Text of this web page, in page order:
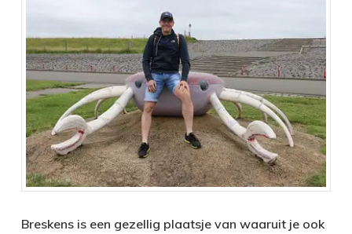
Breskens is een gezellig plaatsje van waaruit je ook